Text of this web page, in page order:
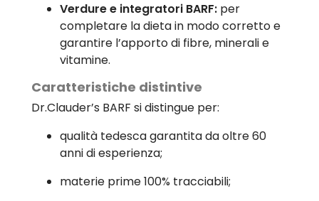
Verdure e integratori BARF: per
completare la dieta in modo corretto e
garantire l’apporto di fibre, minerali e
vitamine.
Caratteristiche distintive
Dr.Clauder’s BARF si distingue per:
qualità tedesca garantita da oltre 60
anni di esperienza;
materie prime 100% tracciabili;